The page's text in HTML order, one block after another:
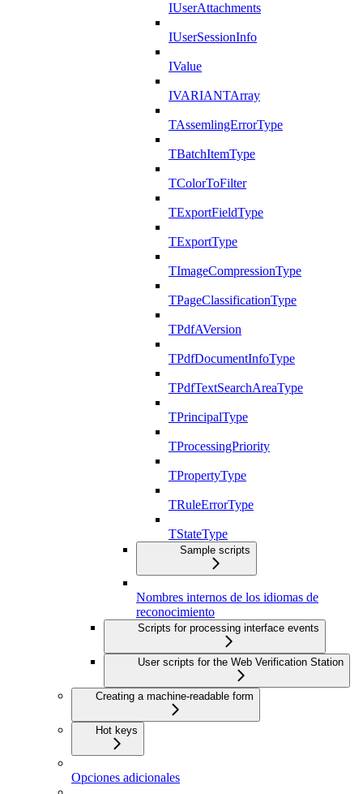
IUserAttachments
IUserSessionInfo
IValue
IVARIANTArray
TAssemlingErrorType
TBatchItemType
TColorToFilter
TExportFieldType
TExportType
TImageCompressionType
TPageClassificationType
TPdfAVersion
TPdfDocumentInfoType
TPdfTextSearchAreaType
TPrincipalType
TProcessingPriority
TPropertyType
TRuleErrorType
TStateType
Sample scripts
Nombres internos de los idiomas de
reconocimiento
Scripts for processing interface events
User scripts for the Web Verification Station
Creating a machine-readable form
Hot keys
Opciones adicionales